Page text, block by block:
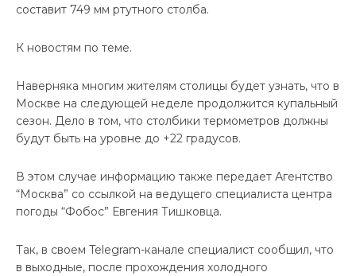
составит 749 мм ртутного столба.
К новостям по теме.
Наверняка многим жителям столицы будет узнать, что в
Москве на следующей неделе продолжится купальный
сезон. Дело в том, что столбики термометров должны
будут быть на уровне до +22 градусов.
В этом случае информацию также передает Агентство
“Москва” со ссылкой на ведущего специалиста центра
погоды “Фобос” Евгения Тишковца.
Так, в своем Telegram-канале специалист сообщил, что
в выходные, после прохождения холодного